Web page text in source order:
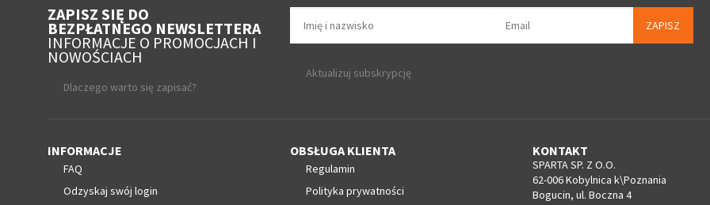
ZAPISZ SIĘ DO
BEZPŁATNEGO NEWSLETTERA
INFORMACJE O PROMOCJACH I
NOWOŚCIACH
Dlaczego warto się zapisać?
ZAPISZ
Aktualizuj subskrypcję
INFORMACJE
FAQ
Odzyskaj swój login
OBSŁUGA KLIENTA
Regulamin
Polityka prywatności
KONTAKT
SPARTA SP. Z O.O.
62-006 Kobylnica k\Poznania
Bogucin, ul. Boczna 4